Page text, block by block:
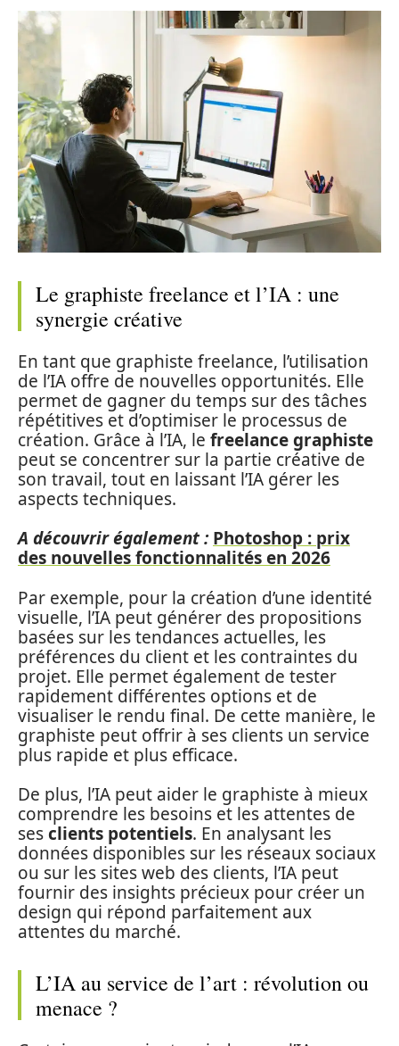
Le graphiste freelance et l’IA : une
synergie créative
En tant que graphiste freelance, l’utilisation
de l’IA offre de nouvelles opportunités. Elle
permet de gagner du temps sur des tâches
répétitives et d’optimiser le processus de
création. Grâce à l’IA, le freelance graphiste
peut se concentrer sur la partie créative de
son travail, tout en laissant l’IA gérer les
aspects techniques.
A découvrir également : Photoshop : prix
des nouvelles fonctionnalités en 2026
Par exemple, pour la création d’une identité
visuelle, l’IA peut générer des propositions
basées sur les tendances actuelles, les
préférences du client et les contraintes du
projet. Elle permet également de tester
rapidement différentes options et de
visualiser le rendu final. De cette manière, le
graphiste peut offrir à ses clients un service
plus rapide et plus efficace.
De plus, l’IA peut aider le graphiste à mieux
comprendre les besoins et les attentes de
sesclients potentiels. En analysant les
données disponibles sur les réseaux sociaux
ou sur les sites web des clients, l’IA peut
fournir des insights précieux pour créer un
design qui répond parfaitement aux
attentes du marché.
L’IA au service de l’art : révolution ou
menace ?